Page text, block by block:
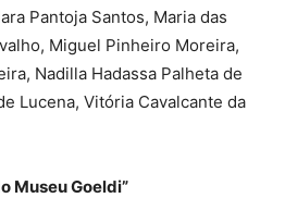
Pantoja Santos, Maria das
Miguel Pinheiro Moreira,
Nadilla Hadassa Palheta de
Lucena, Vitória Cavalcante da
Museu Goeldi”